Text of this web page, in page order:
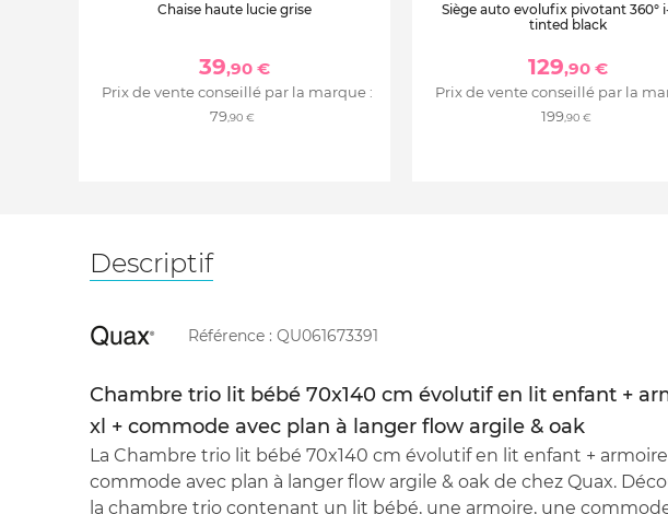
Chaise haute lucie grise
39,90 €
Prix de vente conseillé par la marque :
79,90 €
Siège auto evolufix pivotant 360°
tinted black
129,90 €
Prix de vente conseillé par la
199,90 €
Descriptif
Référence : QU061673391
Chambre trio lit bébé 70x140 cm évolutif en lit enfant +
xl + commode avec plan à langer flow argile & oak
La Chambre trio lit bébé 70x140 cm évolutif en lit enfant + armoire
commode avec plan à langer flow argile & oak de chez Quax.
la chambre trio contenant un lit bébé, une armoire, une